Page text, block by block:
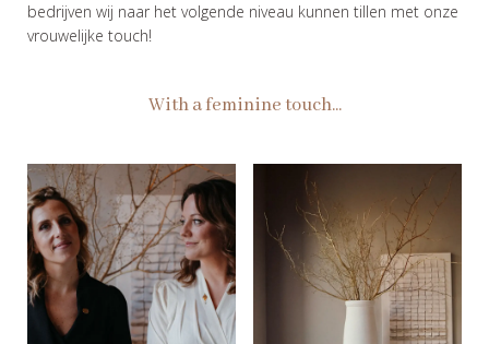
bedrijven wij naar het volgende niveau kunnen tillen met onze
vrouwelijke touch!
With a feminine touch...